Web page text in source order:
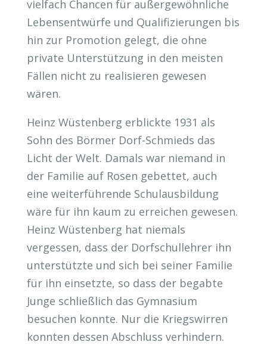
vielfach Chancen für außergewöhnliche
Lebensentwürfe und Qualifizierungen bis
hin zur Promotion gelegt, die ohne
private Unterstützung in den meisten
Fällen nicht zu realisieren gewesen
wären.
Heinz Wüstenberg erblickte 1931 als
Sohn des Börmer Dorf-Schmieds das
Licht der Welt. Damals war niemand in
der Familie auf Rosen gebettet, auch
eine weiterführende Schulausbildung
wäre für ihn kaum zu erreichen gewesen.
Heinz Wüstenberg hat niemals
vergessen, dass der Dorfschullehrer ihn
unterstützte und sich bei seiner Familie
für ihn einsetzte, so dass der begabte
Junge schließlich das Gymnasium
besuchen konnte. Nur die Kriegswirren
konnten dessen Abschluss verhindern.